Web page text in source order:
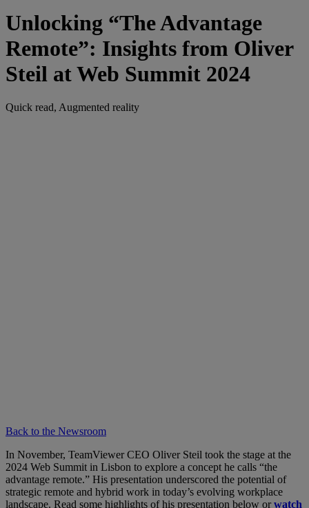
Unlocking “The Advantage
Remote”: Insights from Oliver
Steil at Web Summit 2024
Quick read, Augmented reality
Back to the Newsroom
In November, TeamViewer CEO Oliver Steil took the stage at the
2024 Web Summit in Lisbon to explore a concept he calls “the
advantage remote.” His presentation underscored the potential of
strategic remote and hybrid work in today’s evolving workplace
landscape. Read some highlights of his presentation below orwatch